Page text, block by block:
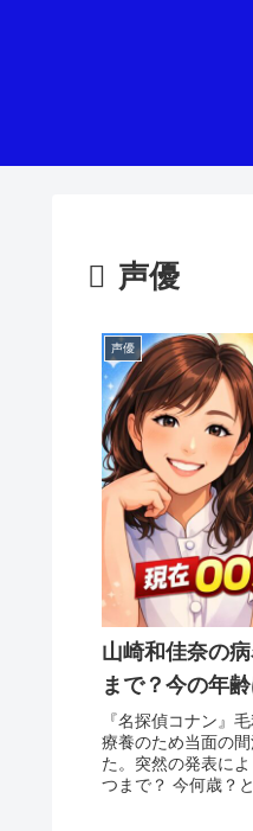
声優
声優
山崎和佳奈の
まで？今の年
『名探偵コナン』
療養のため当面の
た。突然の発表に
つまで？ 今何歳？